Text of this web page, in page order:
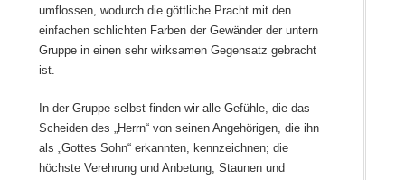
umflossen, wodurch die göttliche Pracht mit den
einfachen schlichten Farben der Gewänder der untern
Gruppe in einen sehr wirksamen Gegensatz gebracht
ist.
In der Gruppe selbst finden wir alle Gefühle, die das
Scheiden des „Herrn“ von seinen Angehörigen, die ihn
als „Gottes Sohn“ erkannten, kennzeichnen; die
höchste Verehrung und Anbetung, Staunen und